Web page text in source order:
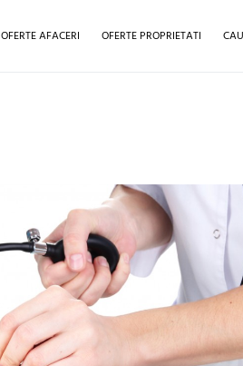
OFERTE AFACERI OFERTE PROPRIETATI